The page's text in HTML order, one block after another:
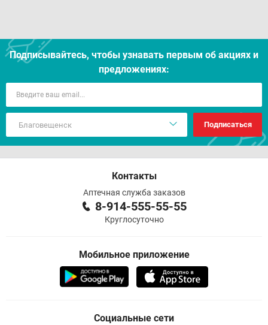
Подписывайтесь, чтобы узнавать первым об акцияx и
предложениях:
Подписаться
Контакты
Аптечная служба заказов
8-914-555-55-55
Круглосуточно
Мобильное приложение
Социальные сети